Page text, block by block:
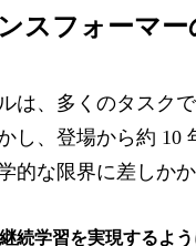
スフォーマー
は、多くのタスク
し、登場から約
的な限界に差しかか
続学習を実現するよ